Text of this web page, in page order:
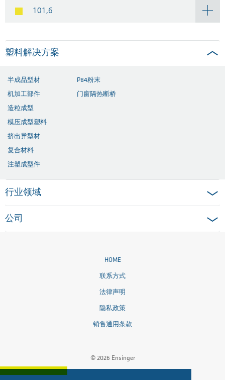
101,6
塑料解决方案
半成品型材
机加工部件
造粒成型
模压成型塑料
挤出异型材
复合材料
注塑成型件
P84粉末
门窗隔热断桥
行业领域
公司
HOME
联系方式
法律声明
隐私政策
销售通用条款
© 2026 Ensinger